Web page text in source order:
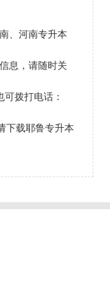
、河南专升本
息，请随时关
可拨打电话：
下载耶鲁专升本